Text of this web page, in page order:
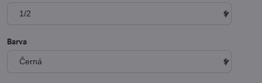
Barva